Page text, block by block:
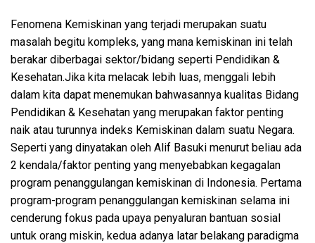
Fenomena Kemiskinan yang terjadi merupakan suatu
masalah begitu kompleks, yang mana kemiskinan ini telah
berakar diberbagai sektor/bidang seperti Pendidikan &
Kesehatan.Jika kita melacak lebih luas, menggali lebih
dalam kita dapat menemukan bahwasannya kualitas Bidang
Pendidikan & Kesehatan yang merupakan faktor penting
naik atau turunnya indeks Kemiskinan dalam suatu Negara.
Seperti yang dinyatakan oleh Alif Basuki menurut beliau ada
2 kendala/faktor penting yang menyebabkan kegagalan
program penanggulangan kemiskinan di Indonesia. Pertama
program-program penanggulangan kemiskinan selama ini
cenderung fokus pada upaya penyaluran bantuan sosial
untuk orang miskin, kedua adanya latar belakang paradigma